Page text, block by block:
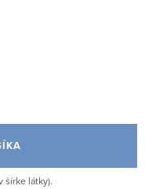
šírke látky).